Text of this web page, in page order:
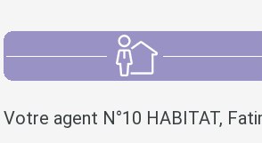
Votre agent N°10 HABITAT,